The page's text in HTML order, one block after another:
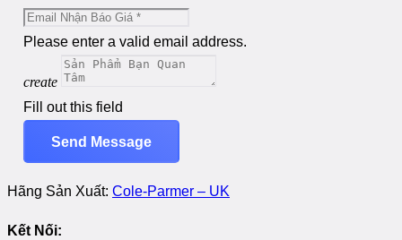
Please enter a valid email address.
create
Fill out this field
Send Message
Hãng Sản Xuất: Cole-Parmer – UK
Kết Nối: